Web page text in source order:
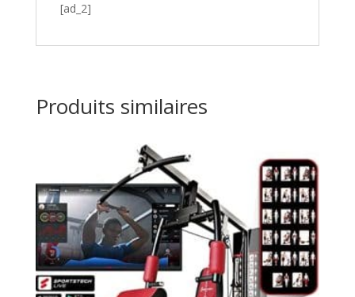
[ad_2]
Produits similaires